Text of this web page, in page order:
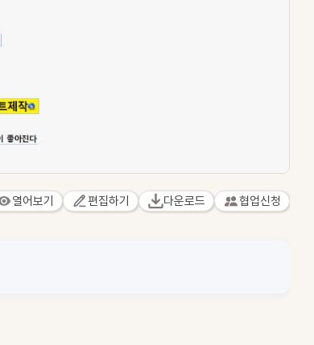
열어보기 편집하기 다운로드 협업신청